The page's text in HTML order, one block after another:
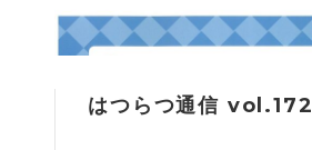
はつらつ通信 vol.172